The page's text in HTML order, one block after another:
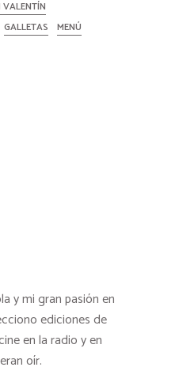
VALENTÍN
GALLETAS
MENÚ
y mi gran pasión en
ediciones de
en la radio y en
oír.